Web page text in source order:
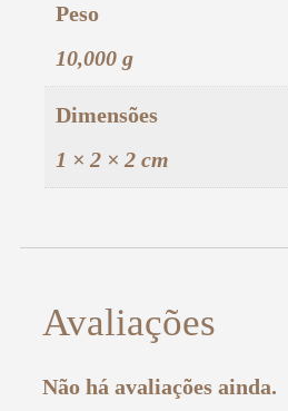
Peso
10,000 g
Dimensões
1 × 2 × 2 cm
Avaliações
Não há avaliações ainda.